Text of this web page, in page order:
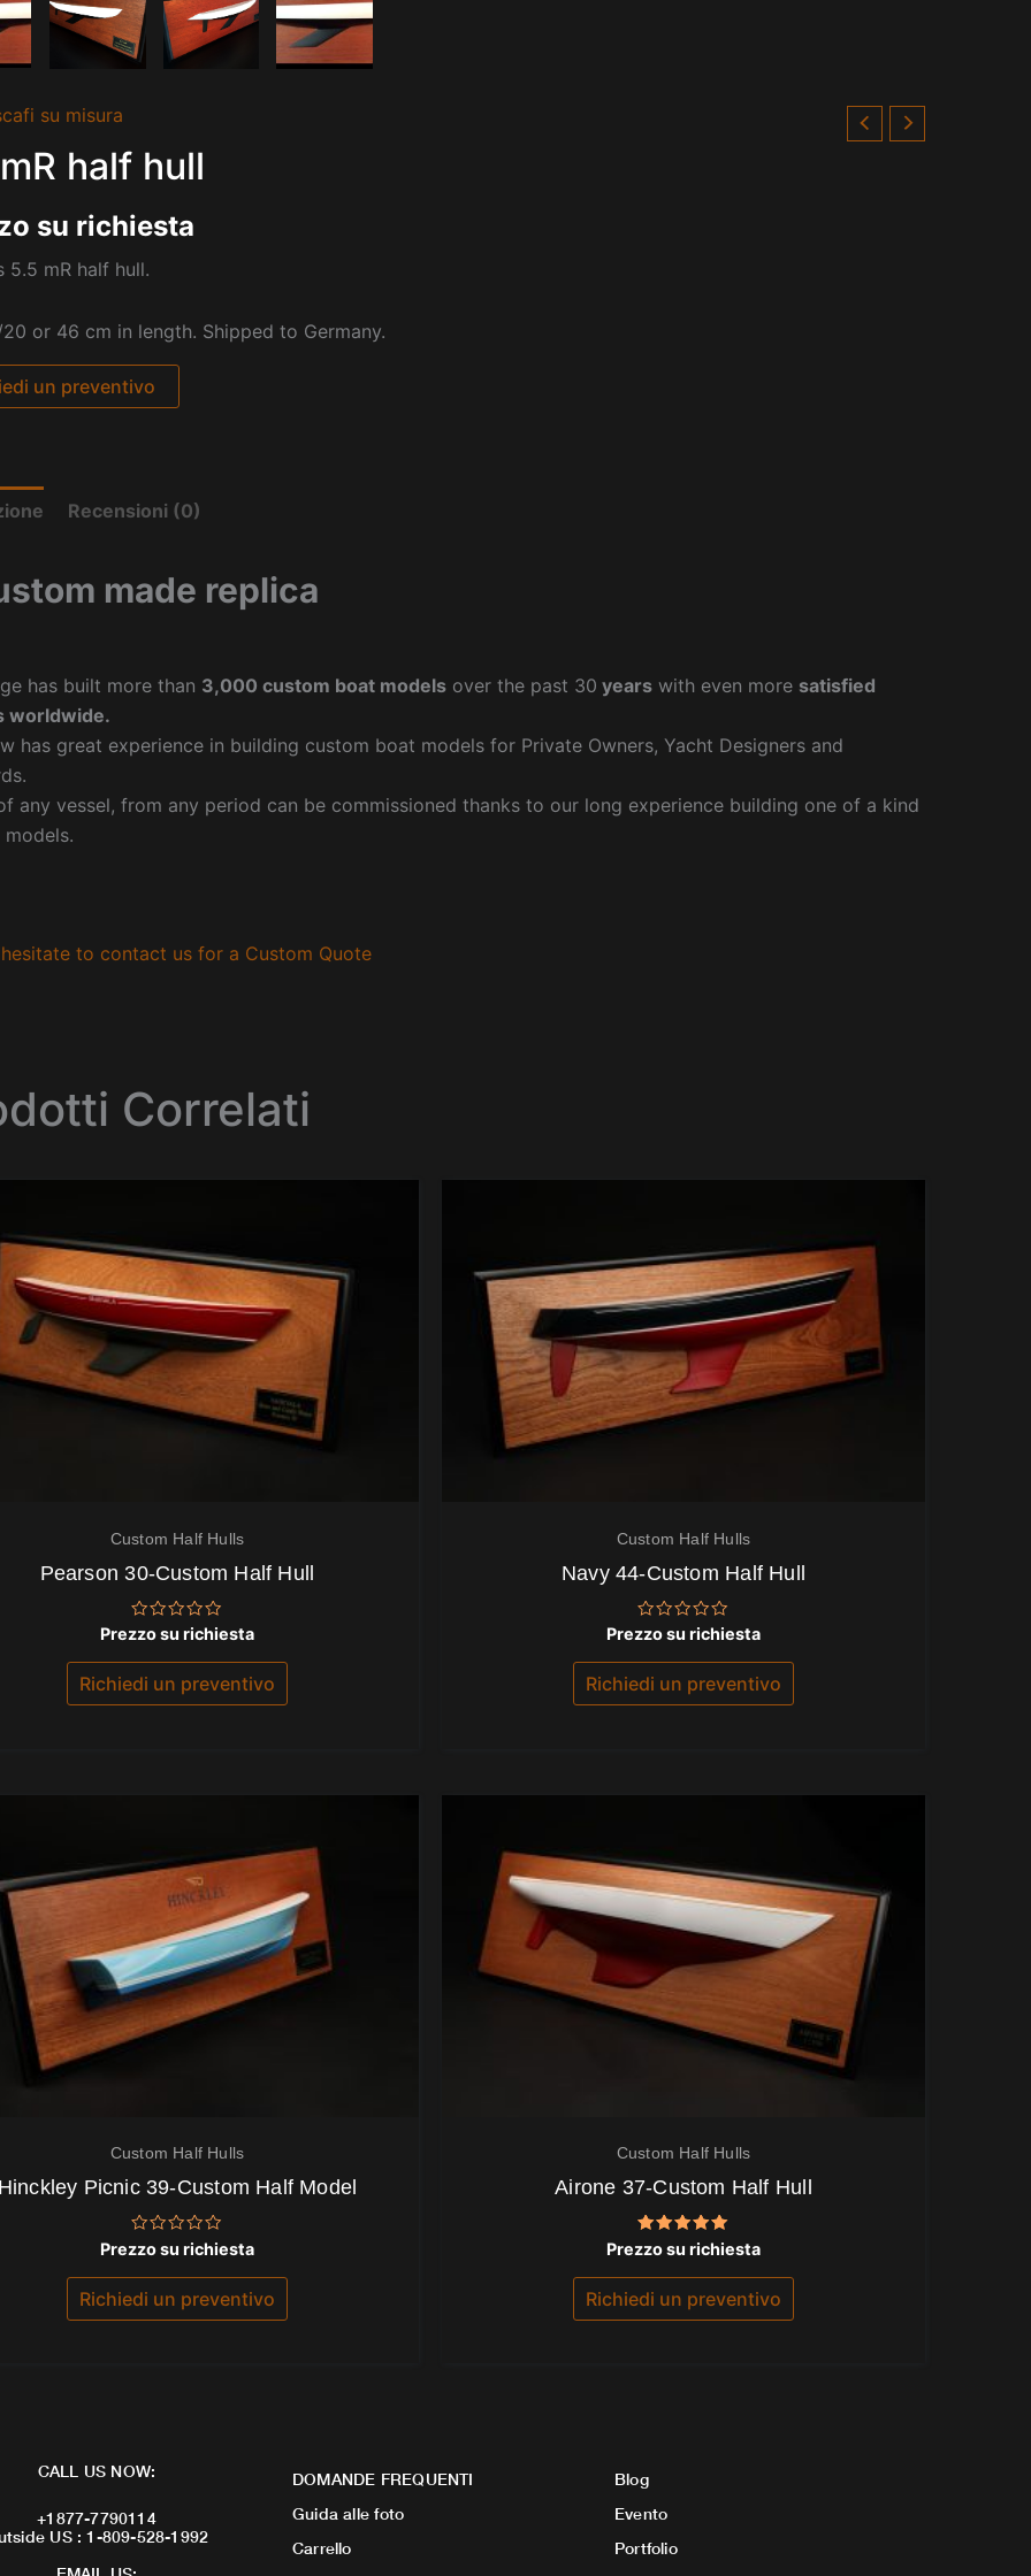
su misura
half hull
su richiesta
5.5 mR half hull.
20 or 46 cm in length. Shipped to Germany.
un preventivo
Recensioni (0)
made replica
has built more than 3,000 custom boat models over the past 30 years with even more satisfied
worldwide.
has great experience in building custom boat models for Private Owners, Yacht Designers and
any vessel, from any period can be commissioned thanks to our long experience building one of a kind
to contact us for a Custom Quote
Correlati
Custom Half Hulls
Pearson 30-Custom Half Hull
Valutato
su
5
Prezzo su richiesta
Richiedi un preventivo
Custom Half Hulls
Navy 44-Custom Half Hull
Valutato
su
5
Prezzo su richiesta
Richiedi un preventivo
Custom Half Hulls
Picnic 39-Custom Half Model
Valutato
su
5
Prezzo su richiesta
Richiedi un preventivo
Custom Half Hulls
Airone 37-Custom Half Hull
Valutato
su 5
Prezzo su richiesta
Richiedi un preventivo
CALL US NOW:
+1877-7790114
US : 1-809-528-1992
DOMANDE FREQUENTI
Guida alle foto
Carrello
Blog
Evento
Portfolio